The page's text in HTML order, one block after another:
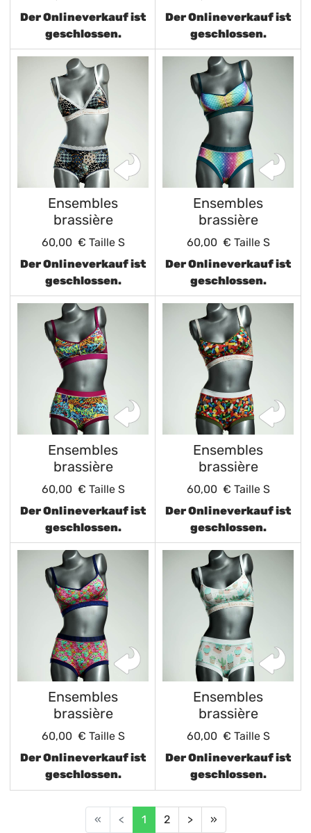
Der Onlineverkauf ist
geschlossen.
Der Onlineverkauf ist
geschlossen.
Ensembles
brassière
60,00 € Taille S
Der Onlineverkauf ist
geschlossen.
Ensembles
brassière
60,00 € Taille S
Der Onlineverkauf ist
geschlossen.
Ensembles
brassière
60,00 € Taille S
Der Onlineverkauf ist
geschlossen.
Ensembles
brassière
60,00 € Taille S
Der Onlineverkauf ist
geschlossen.
Ensembles
brassière
60,00 € Taille S
Der Onlineverkauf ist
geschlossen.
Ensembles
brassière
60,00 € Taille S
Der Onlineverkauf ist
geschlossen.
« < 1 2 > »